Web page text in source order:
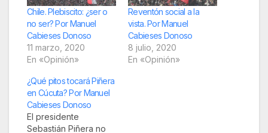
Chile. Plebiscito: ¿ser o
no ser? Por Manuel
Cabieses Donoso
11 marzo, 2020
En «Opinión»
Reventón social a la
vista. Por Manuel
Cabieses Donoso
8 julio, 2020
En «Opinión»
¿Qué pitos tocará Piñera
en Cúcuta? Por Manuel
Cabieses Donoso
El presidente
Sebastián Piñera no